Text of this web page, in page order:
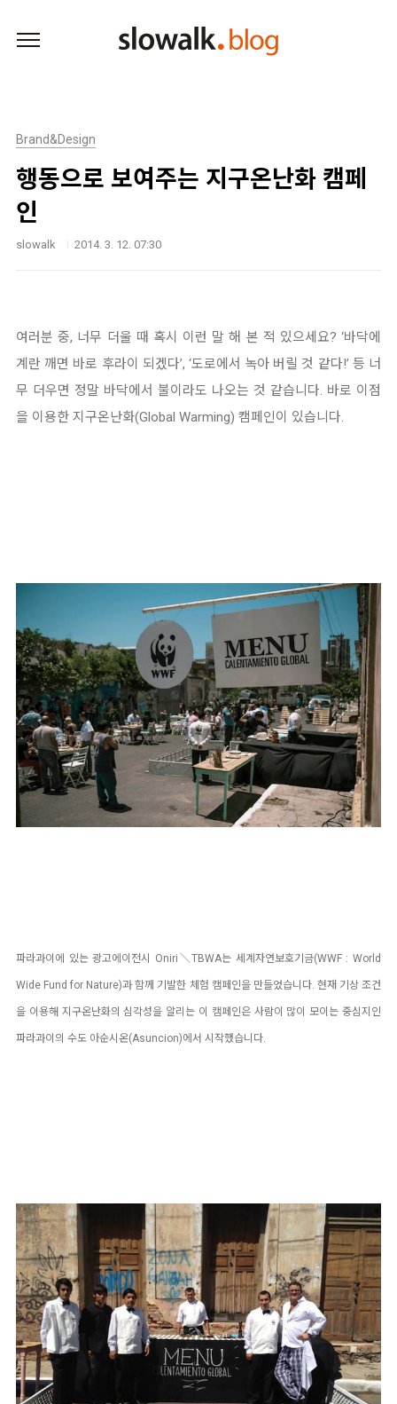
Brand&Design
행동으로 보여주는 지구온난화 캠페
인
slowalk 2014. 3. 12. 07:30
여러분 중, 너무 더울 때 혹시 이런 말 해 본 적 있으세요? ‘바닥에
계란 깨면 바로 후라이 되겠다’, ‘도로에서 녹아 버릴 것 같다!’ 등 너
무 더우면 정말 바닥에서 불이라도 나오는 것 같습니다. 바로 이점
을 이용한 지구온난화(Global Warming) 캠페인이 있습니다.
파라과이에 있는 광고에이전시 Oniri＼TBWA는 세계자연보호기금(WWF : World
Wide Fund for Nature)과 함께 기발한 체험 캠페인을 만들었습니다. 현재 기상 조건
을 이용해 지구온난화의 심각성을 알리는 이 캠페인은 사람이 많이 모이는 중심지인
파라과이의 수도 아순시온(Asuncion)에서 시작했습니다.